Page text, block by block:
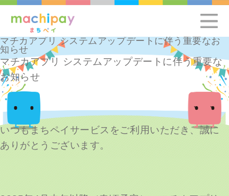
マチカアプリ システムアップデートに伴う重要なお
知らせ
マチカアプリ システムアップデートに伴う重要な
お知らせ
いつもまちペイサービスをご利用いただき、誠に
ありがとうございます。